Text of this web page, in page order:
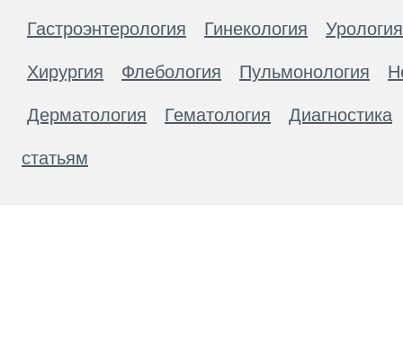
Гастроэнтерология Гинекология Урология
Хирургия Флебология Пульмонология
Дерматология Гематология Диагностика
статьям